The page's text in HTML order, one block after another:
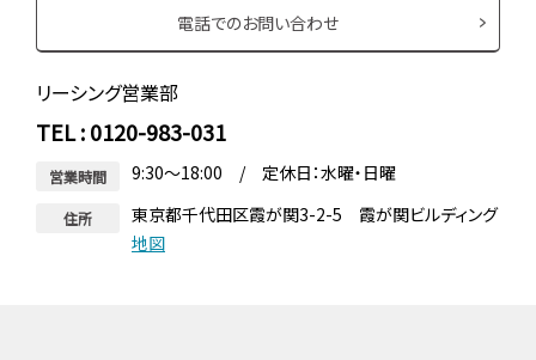
電話でのお問い合わせ
リーシング営業部
TEL : 0120-983-031
営業時間 9:30～18:00 / 定休日：水曜・日曜
住所
東京都千代田区霞が関3-2-5 霞が関ビルディング
地図